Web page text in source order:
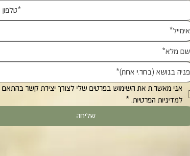
פניה בנושא (בחר.י אחת)*
למדיניות הפרטיות. *
שליחה